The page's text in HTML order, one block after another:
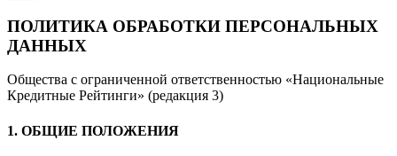
ПОЛИТИКА ОБРАБОТКИ ПЕРСОНАЛЬНЫХ
ДАННЫХ
Общества с ограниченной ответственностью «Национальные
Кредитные Рейтинги» (редакция 3)
1. ОБЩИЕ ПОЛОЖЕНИЯ